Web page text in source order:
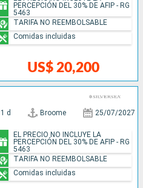
US$ 20,200
PERCEPCIÓN DEL 30% DE AFIP - RG
5463
TARIFA NO REEMBOLSABLE
Comidas incluidas
d Broome 25/07/2027
EL PRECIO NO INCLUYE LA
PERCEPCIÓN DEL 30% DE AFIP - RG
5463
TARIFA NO REEMBOLSABLE
Comidas incluidas